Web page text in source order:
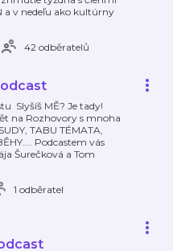
a v nedeľu ako kultúrny
42 odběratelů
Slyšíš MĚ? Je tady!
na Rozhovory s mnoha
TABU TÉMATA,
Podcastem vás
Šurečková a Tom
1 odběratel